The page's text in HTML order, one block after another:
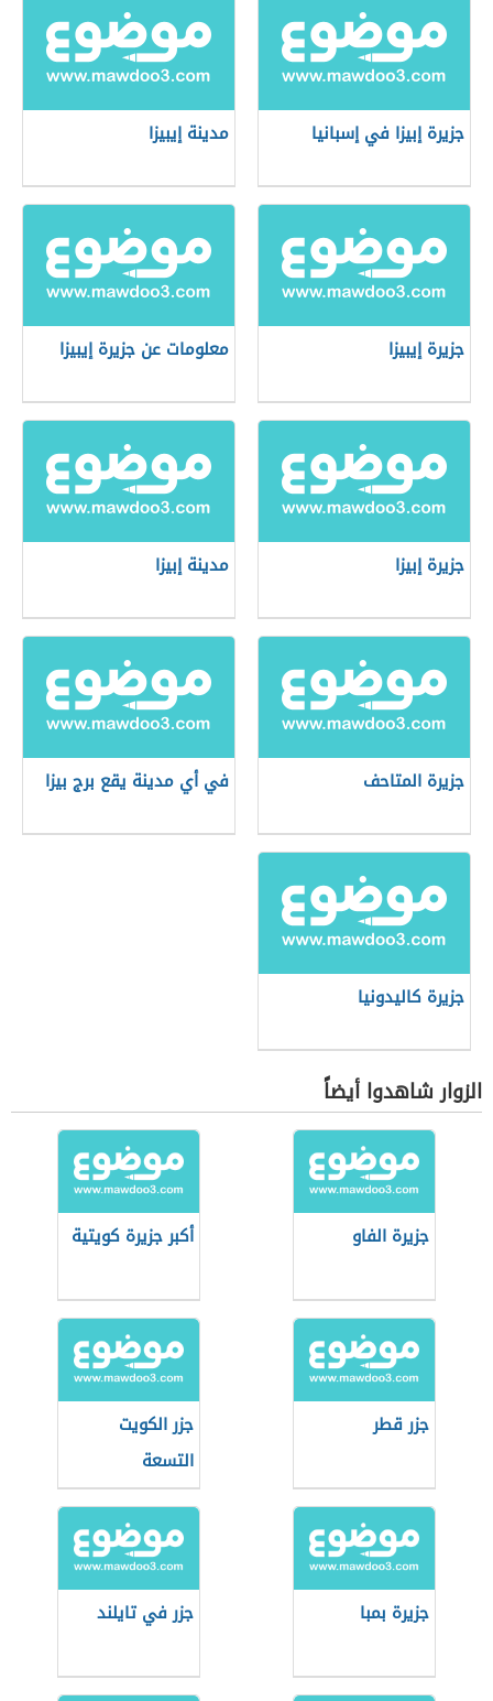
جزيرة إبيزا في إسبانيا مدينة إيبيزا
جزيرة إيبيزا معلومات عن جزيرة إيبيزا
جزيرة إبيزا مدينة إبيزا
جزيرة المتاحف في أي مدينة يقع برج بيزا
جزيرة كاليدونيا
الزوار شاهدوا أيضاً
جزيرة الفاو أكبر جزيرة كويتية
جزر قطر
جزر الكويت
التسعة
جزيرة بمبا جزر في تايلند